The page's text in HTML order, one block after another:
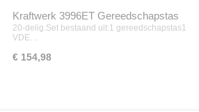
Kraftwerk 3996ET Gereedschapstas
met VDE assortiment
20-delig.Set bestaand uit:1 gereedschapstas1
VDE…
€ 154,98